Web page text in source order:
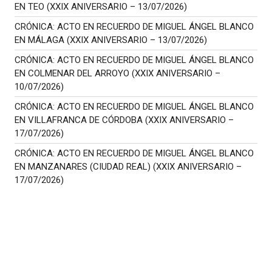
EN TEO (XXIX ANIVERSARIO – 13/07/2026)
CRÓNICA: ACTO EN RECUERDO DE MIGUEL ÁNGEL BLANCO
EN MÁLAGA (XXIX ANIVERSARIO – 13/07/2026)
CRÓNICA: ACTO EN RECUERDO DE MIGUEL ÁNGEL BLANCO
EN COLMENAR DEL ARROYO (XXIX ANIVERSARIO –
10/07/2026)
CRÓNICA: ACTO EN RECUERDO DE MIGUEL ÁNGEL BLANCO
EN VILLAFRANCA DE CÓRDOBA (XXIX ANIVERSARIO –
17/07/2026)
CRÓNICA: ACTO EN RECUERDO DE MIGUEL ÁNGEL BLANCO
EN MANZANARES (CIUDAD REAL) (XXIX ANIVERSARIO –
17/07/2026)